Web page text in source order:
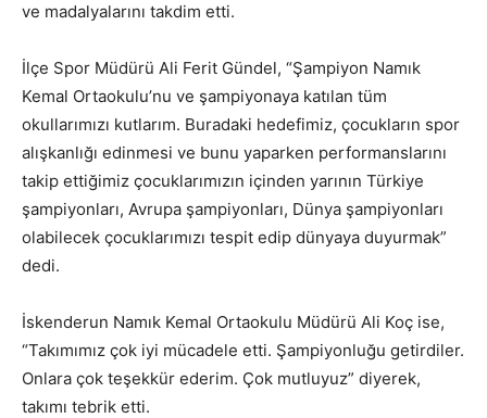
ve madalyalarını takdim etti.
İlçe Spor Müdürü Ali Ferit Gündel, “Şampiyon Namık
Kemal Ortaokulu’nu ve şampiyonaya katılan tüm
okullarımızı kutlarım. Buradaki hedefimiz, çocukların spor
alışkanlığı edinmesi ve bunu yaparken performanslarını
takip ettiğimiz çocuklarımızın içinden yarının Türkiye
şampiyonları, Avrupa şampiyonları, Dünya şampiyonları
olabilecek çocuklarımızı tespit edip dünyaya duyurmak”
dedi.
İskenderun Namık Kemal Ortaokulu Müdürü Ali Koç ise,
“Takımımız çok iyi mücadele etti. Şampiyonluğu getirdiler.
Onlara çok teşekkür ederim. Çok mutluyuz” diyerek,
takımı tebrik etti.